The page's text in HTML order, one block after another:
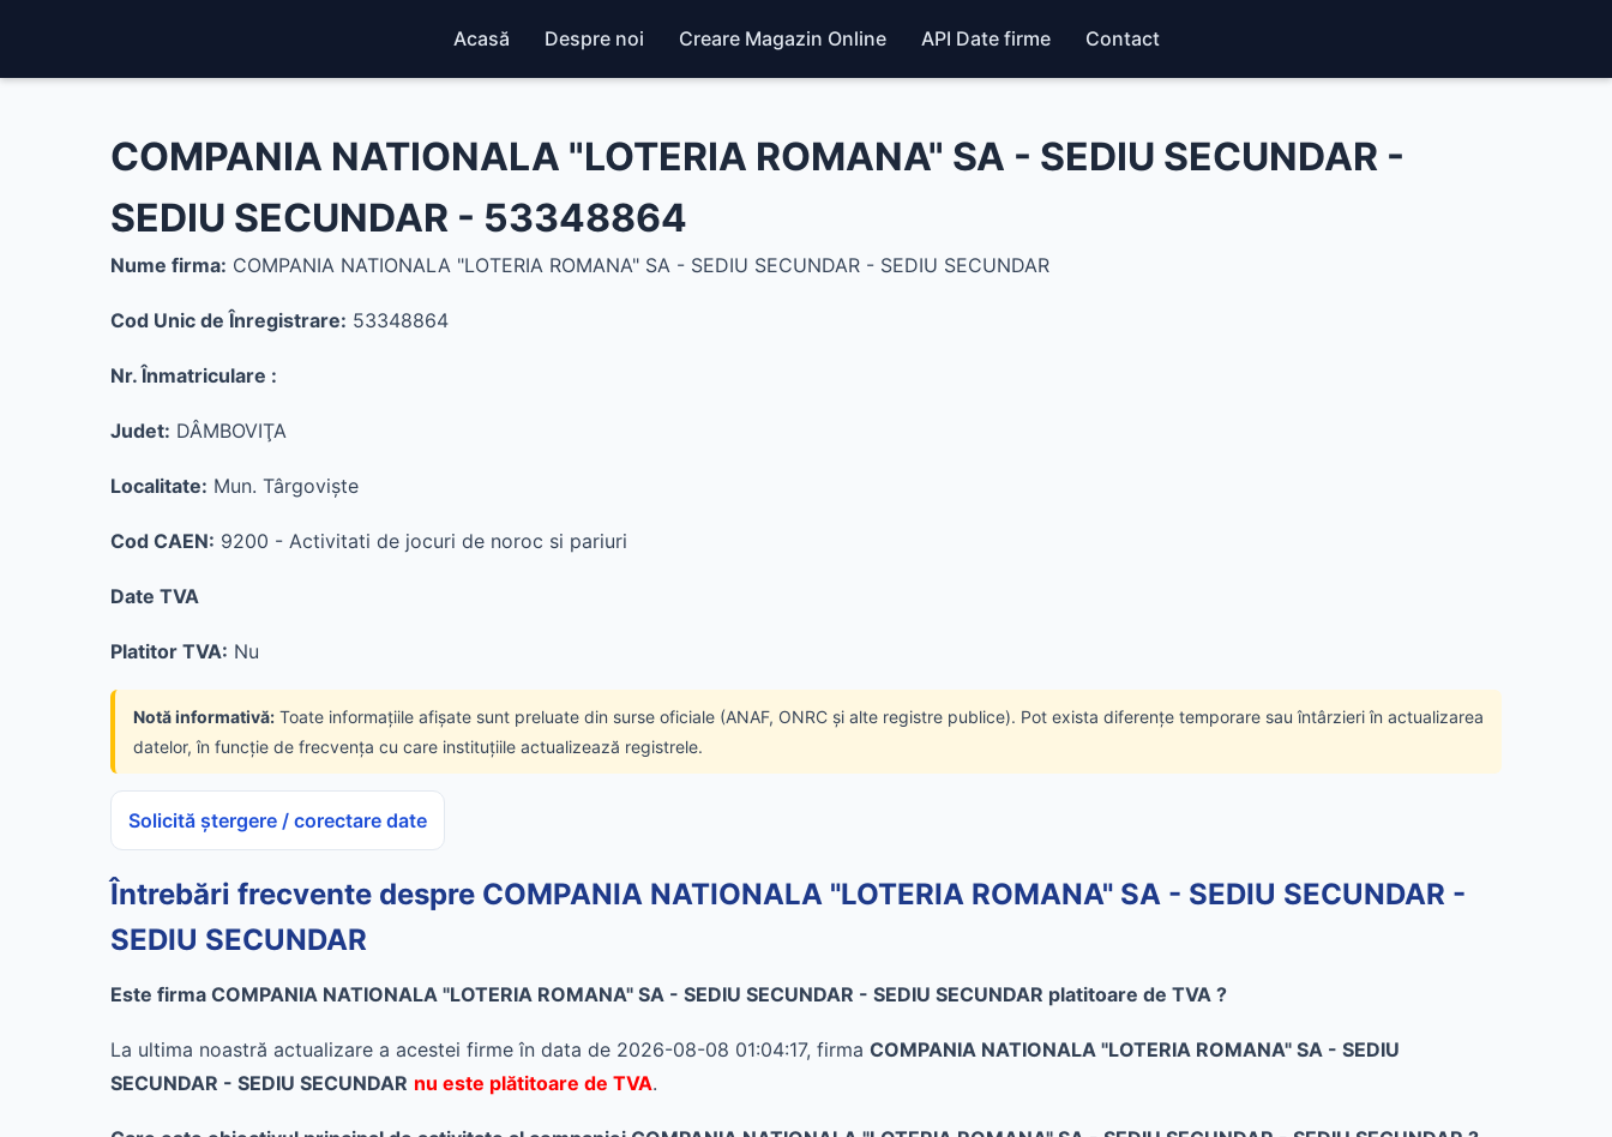
Acasă Despre noi Creare Magazin Online API Date firme Contact
COMPANIA NATIONALA "LOTERIA ROMANA" SA - SEDIU SECUNDAR -
SEDIU SECUNDAR - 53348864
Nume firma: COMPANIA NATIONALA "LOTERIA ROMANA" SA - SEDIU SECUNDAR - SEDIU SECUNDAR
Cod Unic de Înregistrare: 53348864
Nr. Înmatriculare :
Judet: DÂMBOVIŢA
Localitate: Mun. Târgovişte
Cod CAEN: 9200 - Activitati de jocuri de noroc si pariuri
Date TVA
Platitor TVA: Nu
Notă informativă: Toate informațiile afișate sunt preluate din surse oficiale (ANAF, ONRC și alte registre publice). Pot exista diferențe temporare sau întârzieri în actualizarea
datelor, în funcție de frecvența cu care instituțiile actualizează registrele.
Solicită ștergere / corectare date
Întrebări frecvente despre COMPANIA NATIONALA "LOTERIA ROMANA" SA - SEDIU SECUNDAR -
SEDIU SECUNDAR
Este firma COMPANIA NATIONALA "LOTERIA ROMANA" SA - SEDIU SECUNDAR - SEDIU SECUNDAR platitoare de TVA ?
La ultima noastră actualizare a acestei firme în data de 2026-08-08 01:04:17, firma COMPANIA NATIONALA "LOTERIA ROMANA" SA - SEDIU
SECUNDAR - SEDIU SECUNDAR nu este plătitoare de TVA.